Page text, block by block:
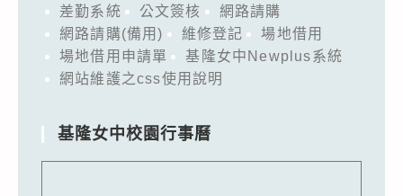
差勤系統 公文簽核
網路請購
網路請購(備用)
維修登記
場地借用
場地借用申請單
基隆女中Newplus系統
網站維護之css使用說明
基隆女中校園行事曆